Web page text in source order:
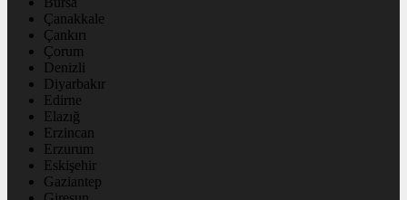
Çanakkale
Çankırı
Çorum
Denizli
Diyarbakır
Edirne
Elazığ
Erzincan
Erzurum
Eskişehir
Gaziantep